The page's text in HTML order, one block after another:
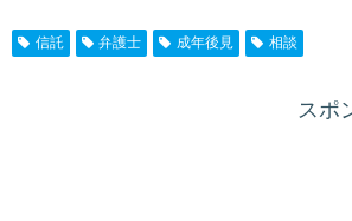
信託 弁護士 成年後見 相談
スポ